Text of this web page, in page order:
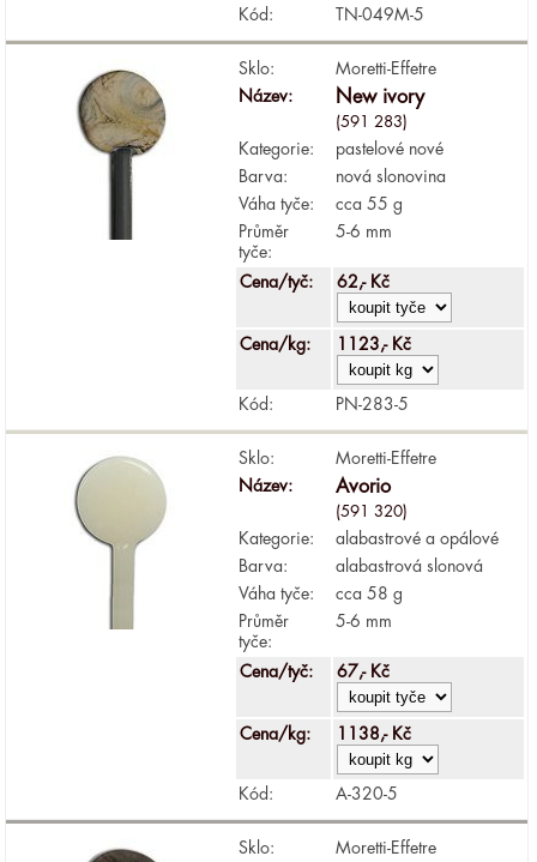
Kód: TN-049M-5
Sklo:
Moretti-Effetre
Název:
New ivory
(591 283)
Kategorie:
pastelové nové
Barva:
nová slonovina
Váha tyče:
cca 55 g
Průměr
tyče:
5-6 mm
Cena/tyč: 62,- Kč
Cena/kg: 1123,- Kč
Kód: PN-283-5
Sklo:
Moretti-Effetre
Název:
Avorio
(591 320)
Kategorie:
alabastrové a opálové
Barva:
alabastrová slonová
Váha tyče:
cca 58 g
Průměr
tyče:
5-6 mm
Cena/tyč: 67,- Kč
Cena/kg: 1138,- Kč
Kód: A-320-5
Sklo:
Moretti-Effetre